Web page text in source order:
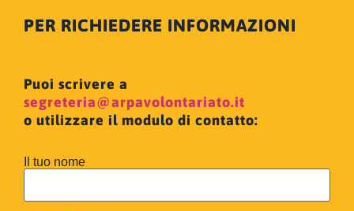
PER RICHIEDERE INFORMAZIONI
Puoi scrivere a
segreteria@arpavolontariato.it
o utilizzare il modulo di contatto:
Il tuo nome